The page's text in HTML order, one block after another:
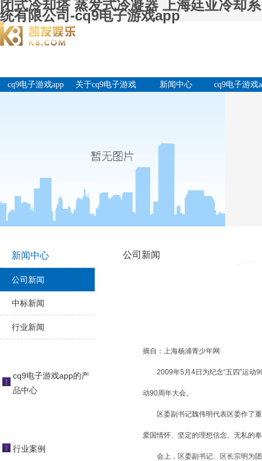
闭式冷却塔 蒸发式冷凝器 上海廷亚冷却系
统有限公司-cq9电子游戏app
cq9电子游戏app
关于cq9电子游戏
新闻中心
cq9电子游戏
新闻中心
公司新闻
中标新闻
行业新闻
cq9电子游戏app的产
品中心
行业案例
公司新闻
摘自：上海杨浦青少年网
2009年5月4日为纪念“五四”运动90
动90周年大会。
区委副书记魏伟明代表区委作了重
爱国情怀、坚定的理想信念、无私的
会上，区委副书记、区长宗明为团